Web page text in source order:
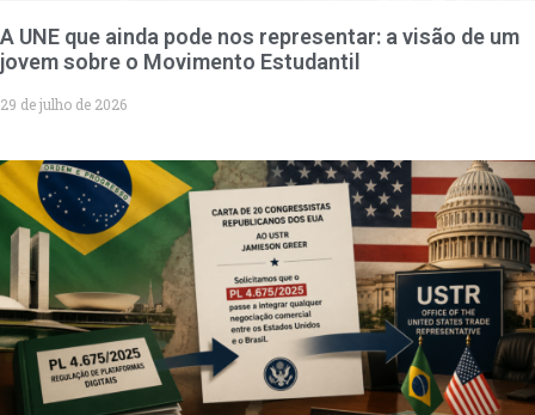
A UNE que ainda pode nos representar: a visão de um
jovem sobre o Movimento Estudantil
29 de julho de 2026